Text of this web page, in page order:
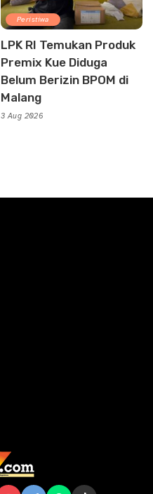
Peristiwa
LPK RI Temukan Produk
Premix Kue Diduga
Belum Berizin BPOM di
Malang
3 Aug 2026